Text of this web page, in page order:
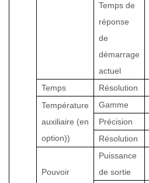
Temps de
réponse
de
démarrage
actuel
Temps Résolution
Température
auxiliaire (en
option))
Gamme
Précision
Résolution
Pouvoir
Puissance
de sortie